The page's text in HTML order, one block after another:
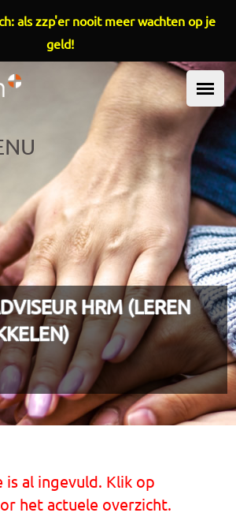
de inhoud gaan
HRM (LEREN
is al ingevuld. Klik op
het actuele overzicht.
als zzp'er nooit meer wachten op je
geld!